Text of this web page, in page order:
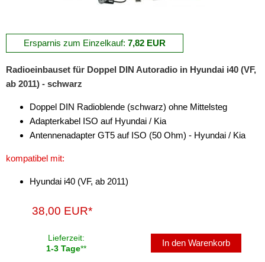
Ersparnis zum Einzelkauf: 7,82 EUR
Radioeinbauset für Doppel DIN Autoradio in Hyundai i40 (VF,
ab 2011) - schwarz
Doppel DIN Radioblende (schwarz) ohne Mittelsteg
Adapterkabel ISO auf Hyundai / Kia
Antennenadapter GT5 auf ISO (50 Ohm) - Hyundai / Kia
kompatibel mit:
Hyundai i40 (VF, ab 2011)
38,00 EUR*
Lieferzeit:
1-3 Tage**
In den Warenkorb